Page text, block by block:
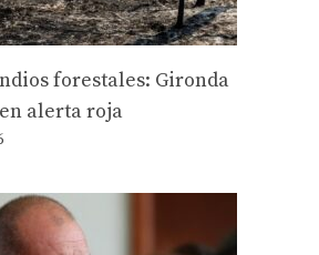
forestales: Gironda
alerta roja